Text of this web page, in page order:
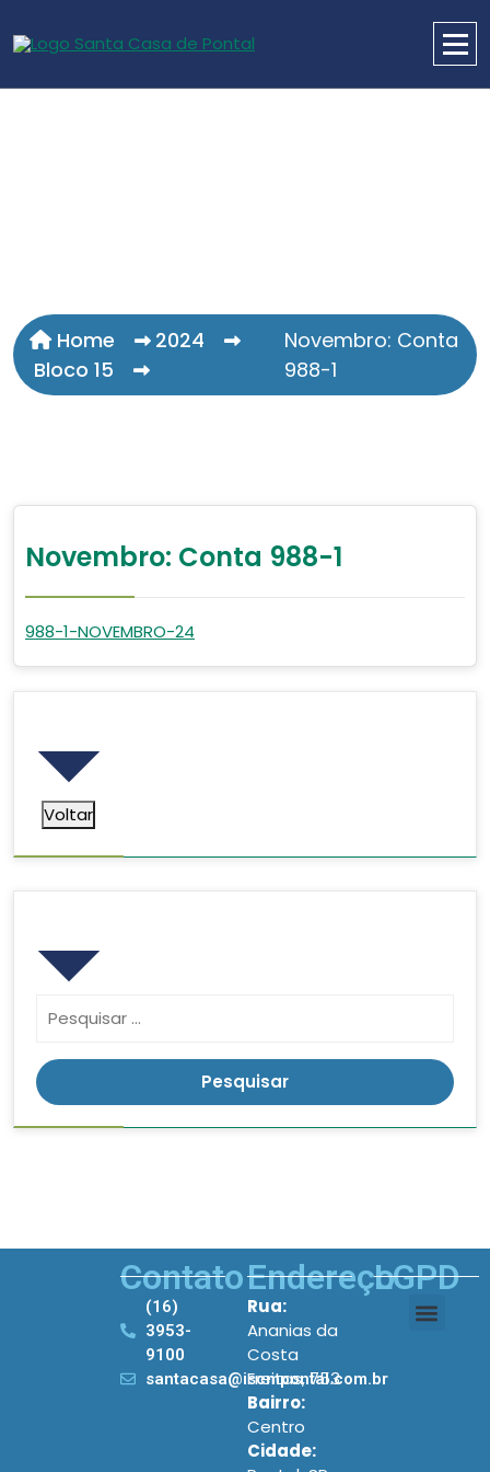
Home
2024
Bloco 15
Novembro: Conta
988-1
Novembro: Conta 988-1
988-1-NOVEMBRO-24
Voltar
Contato
(16)
3953-
9100
santacasa@iscmpontal.com.br
Endereço
Rua:
Ananias da
Costa
Freitas, 753
Bairro:
Centro
Cidade:
LGPD